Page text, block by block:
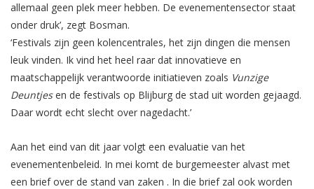
allemaal geen plek meer hebben. De evenementensector staat
onder druk’, zegt Bosman.
‘Festivals zijn geen kolencentrales, het zijn dingen die mensen
leuk vinden. Ik vind het heel raar dat innovatieve en
maatschappelijk verantwoorde initiatieven zoals Vunzige
Deuntjes en de festivals op Blijburg de stad uit worden gejaagd.
Daar wordt echt slecht over nagedacht.’
Aan het eind van dit jaar volgt een evaluatie van het
evenementenbeleid. In mei komt de burgemeester alvast met
een brief over de stand van zaken . In die brief zal ook worden